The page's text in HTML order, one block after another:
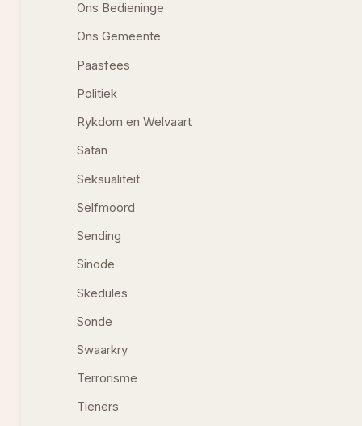
Ons Bedieninge
Ons Gemeente
Paasfees
Politiek
Rykdom en Welvaart
Satan
Seksualiteit
Selfmoord
Sending
Sinode
Skedules
Sonde
Swaarkry
Terrorisme
Tieners